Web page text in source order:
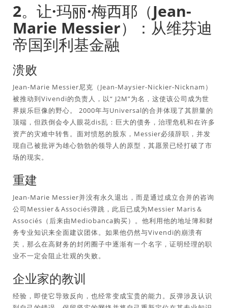
2。让·玛丽·梅西耶（Jean-
Marie Messier）：从维芬迪
帝国到利基金融
溃败
Jean-Marie Messier尼克（Jean-Maysier-Nickier-Nicknam）
被推动到Vivendi的负责人，以“ J2M”为名，这使该公司成为世
界娱乐巨像的野心。 2000年与Universal的合并体现了其胆量的
顶端，但跌倒会令人眼花dis乱：巨大的债务，治理危机和在许多
资产的灾难中转售。面对愤怒的股东，Messier必须辞职，并发
现自己被批评为雄心勃勃的领导人的原型，其愿景已经打破了市
场的现实。
重建
Jean-Marie Messier并没有永久退出，而是通过成立合并的咨询
公司Messier＆Associés弹跳，此后已成为Messier Maris＆
Associés（后来由Mediobanca购买）。他利用他的地址簿和财
务专业知识来全面建议团体。如果他仍然与Vivendi的崩溃有
关，那么在高财务的封闭圈子中逐渐有一个名字，证明经理的职
业不一定会阻止壮观的失败。
企业家的教训
经验，即使它导致反向，也经常变成宝贵的能力。反弹涉及认识